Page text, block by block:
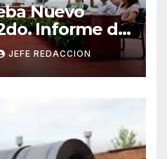
Nuevo
Informe de
JEFE REDACCION